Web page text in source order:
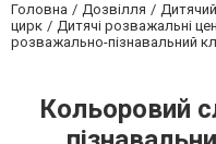
Головна Дозвілля
цирк
Дитячі розважальні
розважально-пізнавальний
Кольоровий